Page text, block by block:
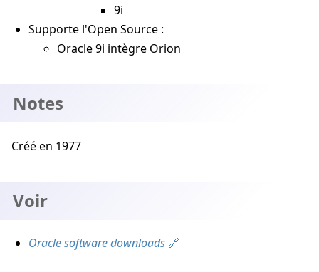
9i
Supporte l'Open Source :
Oracle 9i intègre Orion
Notes
Créé en 1977
Voir
Oracle software downloads